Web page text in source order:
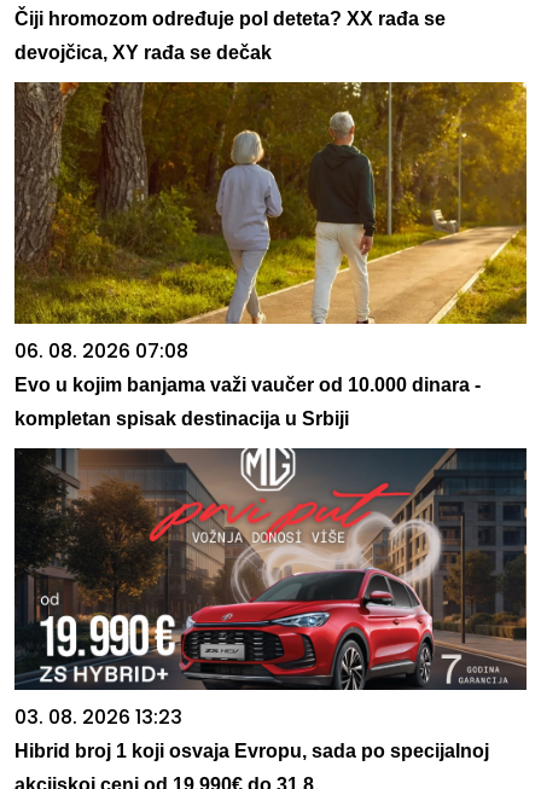
Čiji hromozom određuje pol deteta? XX rađa se
devojčica, XY rađa se dečak
06. 08. 2026 07:08
Evo u kojim banjama važi vaučer od 10.000 dinara -
kompletan spisak destinacija u Srbiji
03. 08. 2026 13:23
Hibrid broj 1 koji osvaja Evropu, sada po specijalnoj
akcijskoj ceni od 19.990€ do 31.8.